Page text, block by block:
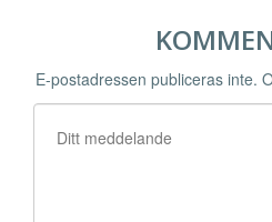
E-postadressen publiceras inte.